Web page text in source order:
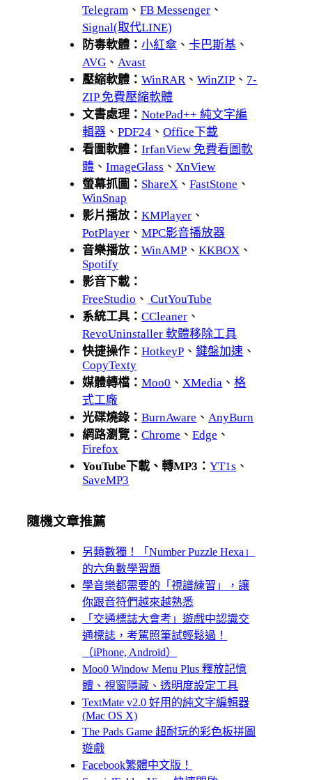
Telegram 、FB Messenger 、
Signal(取代LINE)
防毒軟體：小紅傘 、卡巴斯基 、
AVG 、 Avast
壓縮軟體：WinRAR 、WinZIP 、 7-
ZIP 免費壓縮軟體
文書處理：NotePad++ 純文字編
輯器 、PDF24 、Office下載
看圖軟體：IrfanView 免費看圖軟
體 、ImageGlass 、 XnView
螢幕抓圖： ShareX 、FastStone 、
WinSnap
影片播放：KMPlayer 、
PotPlayer 、MPC影音播放器
音樂播放：WinAMP 、KKBOX 、
Spotify
影音下載：
FreeStudio 、 CutYouTube
系統工具：CCleaner 、
RevoUninstaller 軟體移除工具
快捷操作：HotkeyP 、鍵盤加速 、
CopyTexty
媒體轉檔：Moo0 、 XMedia 、格
式工廠
光碟燒錄：BurnAware 、 AnyBurn
網路瀏覽：Chrome 、Edge 、
Firefox
YouTube下載、轉MP3：YT1s 、
SaveMP3
隨機文章推薦
另類數獨！「Number Puzzle Hexa」
的六角數學習題
學音樂都需要的「視譜練習」，讓
你跟音符們越來越熟悉
「交通標誌大會考」遊戲中認識交
通標誌，考駕照筆試輕鬆過！
（iPhone, Android）
Moo0 Window Menu Plus 釋放記憶
體、視窗隱藏、透明度設定工具
TextMate v2.0 好用的純文字編輯器
(Mac OS X)
The Pads Game 超耐玩的彩色板拼圖
遊戲
Facebook繁體中文版！